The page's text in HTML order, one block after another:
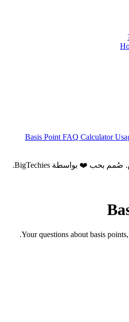
Basis Point FAQ Calculator
BigTechies
.
Your questions about basis